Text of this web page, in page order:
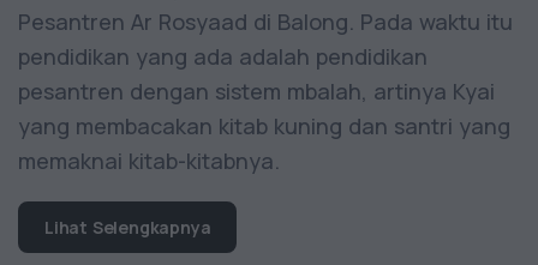
Pesantren Ar Rosyaad di Balong. Pada waktu itu
pendidikan yang ada adalah pendidikan
pesantren dengan sistem mbalah, artinya Kyai
yang membacakan kitab kuning dan santri yang
memaknai kitab-kitabnya.
Lihat Selengkapnya